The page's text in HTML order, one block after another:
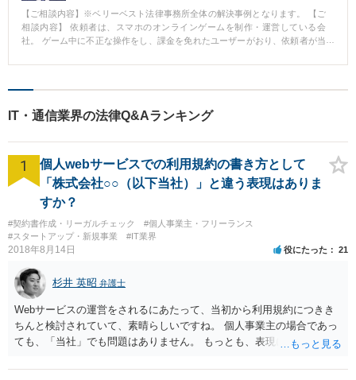
【ご相談内容】※ベリーベスト法律事務所全体の解決事例となります。 【ご
相談内容】 依頼者は、スマホのオンラインゲームを制作・運営している会
社。 ゲーム中に不正な操作をし、課金を免れたユーザーがおり、依頼者が当
ころ、当該ユーザーがクレーマーと化した。 具体的には、ゲームの掲示板
付したりした。 【ベリーベストの対応とその結果】 上記の当該ユーザーの行
為に対し、 ・不正操作により課金を免れることは、電子計算機使用詐欺に該
がった。 【解決のポイント】 クレーマー対応については、弁護士名での対応
で収まるケースも多くあります。クレーマーを事前に防ぐ意味で、顧問弁護
士と契約しているということをホームページで表示することも有益と考えら
れます。
IT・通信業界の法律Q&Aランキング
1
個人webサービスでの利用規約の書き方として
「株式会社○○（以下当社）」と違う表現はありま
すか？
#契約書作成・リーガルチェック
#個人事業主・フリーランス
#スタートアップ・新規事業
#IT業界
2018年8月14日 役にたった 21
杉井 英昭 弁護士
Webサービスの運営をされるにあたって、当初から利用規約につきき
ちんと検討されていて、素晴らしいですね。 個人事業主の場合であっ
ても、「当社」でも問題はありません。 もっとも、表現に違和感があ
さんが「ABCウェブサービス」の屋号で事業を運営する際には、「当